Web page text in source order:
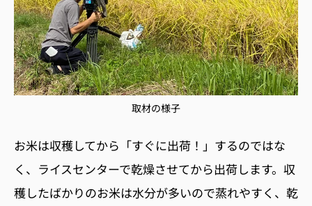
取材の様子
お米は収穫してから「すぐに出荷！」するのではな
く、ライスセンターで乾燥させてから出荷します。収
穫したばかりのお米は水分が多いので蒸れやすく、乾